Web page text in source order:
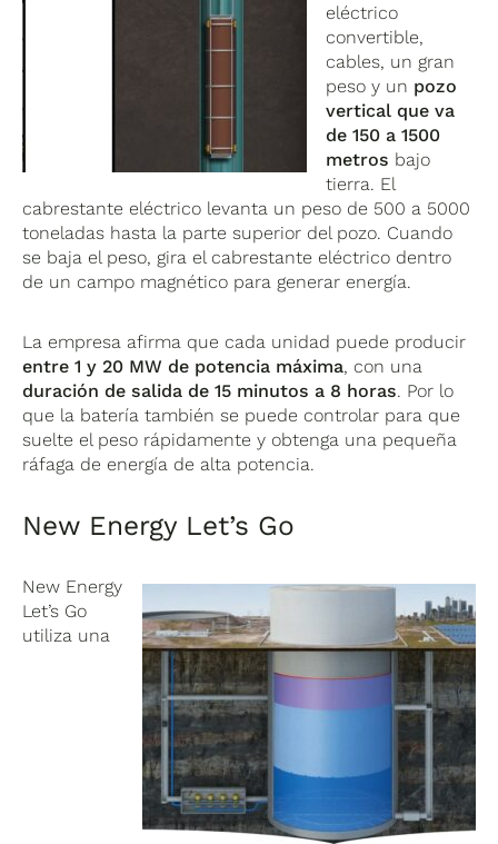
eléctrico
convertible,
cables, un gran
peso y un pozo
vertical que va
de 150 a 1500
metros bajo
tierra. El
cabrestante eléctrico levanta un peso de 500 a 5000
toneladas hasta la parte superior del pozo. Cuando
se baja el peso, gira el cabrestante eléctrico dentro
de un campo magnético para generar energía.
La empresa afirma que cada unidad puede producir
entre 1 y 20 MW de potencia máxima, con una
duración de salida de 15 minutos a 8 horas. Por lo
que la batería también se puede controlar para que
suelte el peso rápidamente y obtenga una pequeña
ráfaga de energía de alta potencia.
New Energy Let’s Go
New Energy
Let’s Go
utiliza una